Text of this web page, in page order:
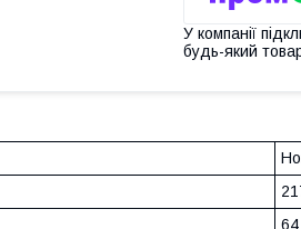
У компанії
будь-який